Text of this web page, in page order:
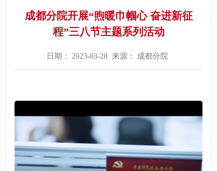
成都分院开展“煦暖巾帼心 奋进新征
程”三八节主题系列活动
日期： 2023-03-28 来源： 成都分院